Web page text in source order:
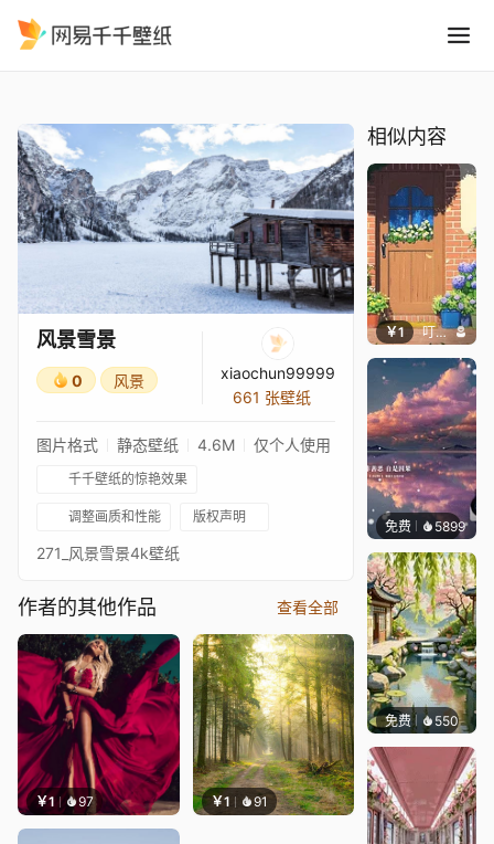
风景雪景
0 风景
xiaochun99999
661 张壁纸
图片格式 静态壁纸 4.6M 仅个人使用
千千壁纸的惊艳效果
调整画质和性能 版权声明
271_风景雪景4k壁纸
作者的其他作品 查看全部
￥1 97 ￥1 91
相似内容
￥1 叮叮当当
免费 5899冰茶
免费 550渔小小